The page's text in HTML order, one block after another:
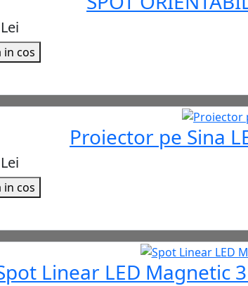
in cos
Proiector pe Sina
in cos
Linear LED Magnetic